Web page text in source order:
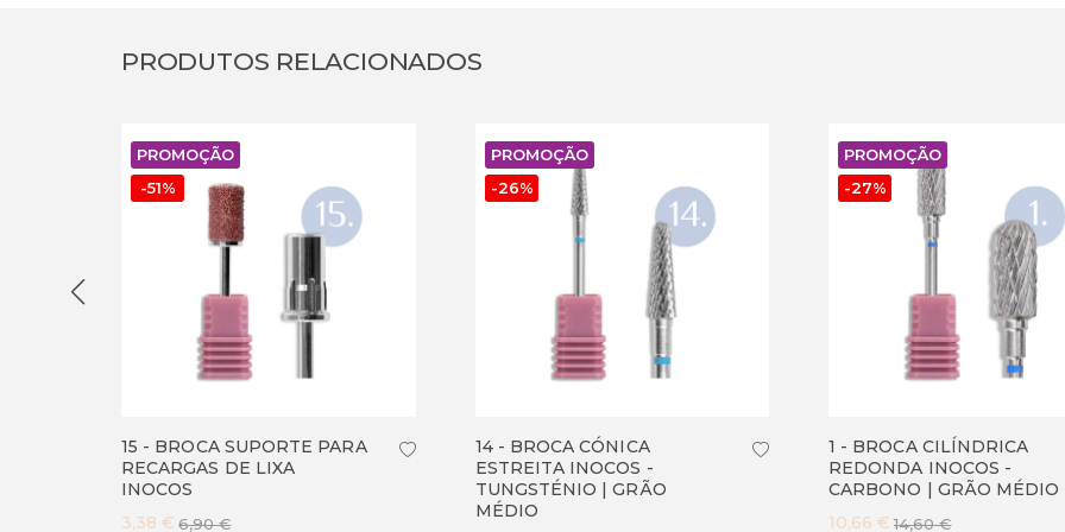
PRODUTOS RELACIONADOS
PROMOÇÃO
-51%
15 - BROCA SUPORTE PARA
RECARGAS DE LIXA
INOCOS
3,38 € 6,90 €
PROMOÇÃO
-26%
14 - BROCA CÓNICA
ESTREITA INOCOS -
TUNGSTÉNIO | GRÃO
MÉDIO
PROMOÇÃO
-27%
1 - BROCA CILÍNDRICA
REDONDA INOCOS -
CARBONO | GRÃO MÉDIO
10,66 € 14,60 €